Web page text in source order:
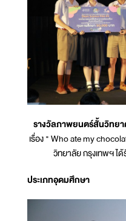
รางวัลภาพยนตร์สั้นวิทย
เรื่อง " Who ate my
วิทยาลัย กรุงเทพฯ ไ
ประเภทอุดมศึกษา